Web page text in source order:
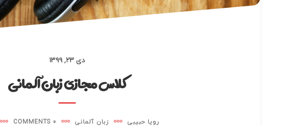
دی ۲۳, ۱۳۹۹
کلاس مجازی زبان آلمانی
رویا حبیبی زبان آلمانی 0 COMMENTS